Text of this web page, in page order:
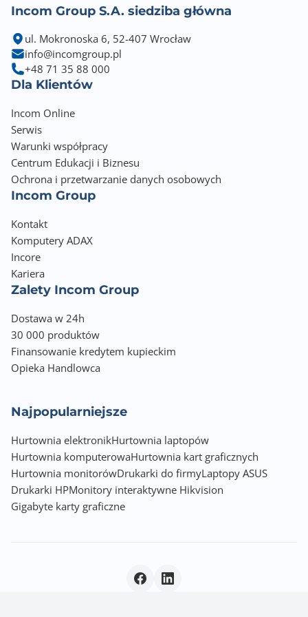
Czas transferu AC/DC 0 - 0 ms
Sygnalizacja pracy LCD
Zalecana temperatura otoczenia 0 - 40 °C
Zalecana wilgotność otoczenia 0 - 95 %
Klasa szczelności IP20
Wysokość teleinformatyczna 2 U
Minimalna głębokość szafy 19" 800
Długość 608 mm
Szerokość 438 mm
Wysokość 86 mm
Akcesoria w zestawie Instrukcja obsługi Kabel IEC x2
Kabel zasilający Pionowy nóżki dla UPS Uchwyty rack
Gwarancja producenta [mies.]
24
Incom Group S.A. siedziba główna
ul. Mokronoska 6, 52-407 Wrocław
info@incomgroup.pl
+48 71 35 88 000
Dla Klientów
Incom Online
Serwis
Warunki współpracy
Centrum Edukacji i Biznesu
Ochrona i przetwarzanie danych osobowych
Incom Group
Kontakt
Komputery ADAX
Incore
Kariera
Zalety Incom Group
Dostawa w 24h
30 000 produktów
Finansowanie kredytem kupieckim
Opieka Handlowca
Najpopularniejsze
Hurtownia elektronikHurtownia laptopów
Hurtownia komputerowaHurtownia kart graficznych
Hurtownia monitorówDrukarki do firmyLaptopy ASUS
Drukarki HPMonitory interaktywne Hikvision
Gigabyte karty graficzne